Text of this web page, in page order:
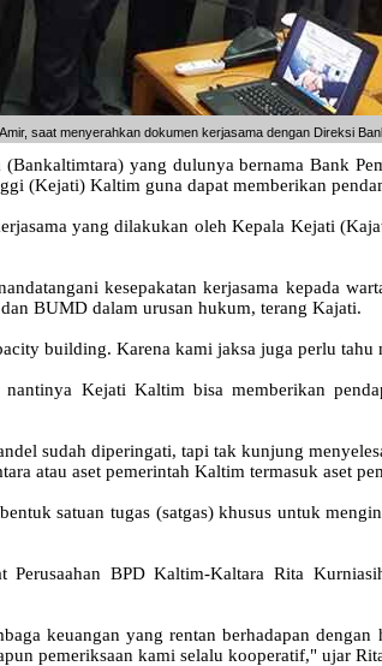
saat menyerahkan dokumen kerjasama dengan Direksi
yang dulunya bernama Bank
(Kejati) Kaltim guna dapat memberikan
yang dilakukan oleh Kepala Kejati
kesepakatan kerjasama kepada
BUMD dalam urusan hukum, terang Kajati.
building. Karena kami jaksa juga perlu
Kejati Kaltim bisa memberikan
sudah diperingati, tapi tak kunjung
atau aset pemerintah Kaltim termasuk aset
satuan tugas (satgas) khusus untuk
Perusaahan BPD Kaltim-Kaltara Rita
keuangan yang rentan berhadapan
pemeriksaan kami selalu kooperatif," ujar